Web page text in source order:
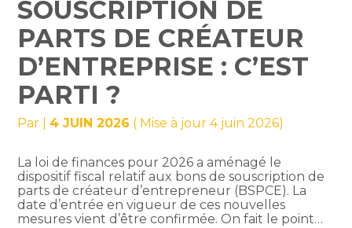
SOUSCRIPTION DE
PARTS DE CRÉATEUR
D’ENTREPRISE : C’EST
PARTI ?
Par 4 JUIN 2026 ( Mise à jour 4 juin 2026)
La loi de finances pour 2026 a aménagé le
dispositif fiscal relatif aux bons de souscription de
parts de créateur d’entrepreneur (BSPCE). La
date d’entrée en vigueur de ces nouvelles
mesures vient d’être confirmée. On fait le point…